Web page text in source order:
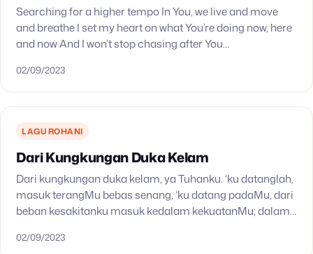
Searching for a higher tempo In You, we live and move
and breathe I set my heart on what You’re doing now, here
and now And I won’t stop chasing after You…
02/09/2023
LAGU ROHANI
Dari Kungkungan Duka Kelam
Dari kungkungan duka kelam, ya Tuhanku. ‘ku datanglah,
masuk terangMu bebas senang, ‘ku datang padaMu, dari
beban kesakitanku masuk kedalam kekuatanMu; dalam
kepapaanku, ya…
02/09/2023